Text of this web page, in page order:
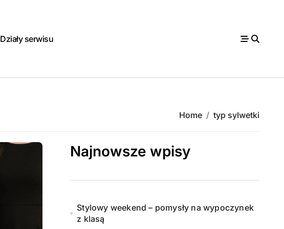
Działy serwisu
Home typ sylwetki
Najnowsze wpisy
Stylowy weekend – pomysły na wypoczynek
z klasą